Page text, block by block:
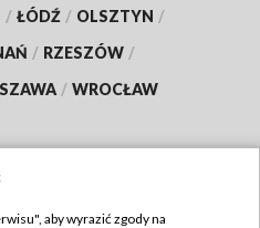
/ ŁÓDŹ / OLSZTYN /
/ RZESZÓW /
/ WROCŁAW
aby wyrazić zgody na